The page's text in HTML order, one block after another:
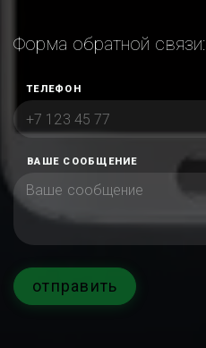
Форма обратной связи:
ТЕЛЕФОН
ВАШЕ СООБЩЕНИЕ
отправить